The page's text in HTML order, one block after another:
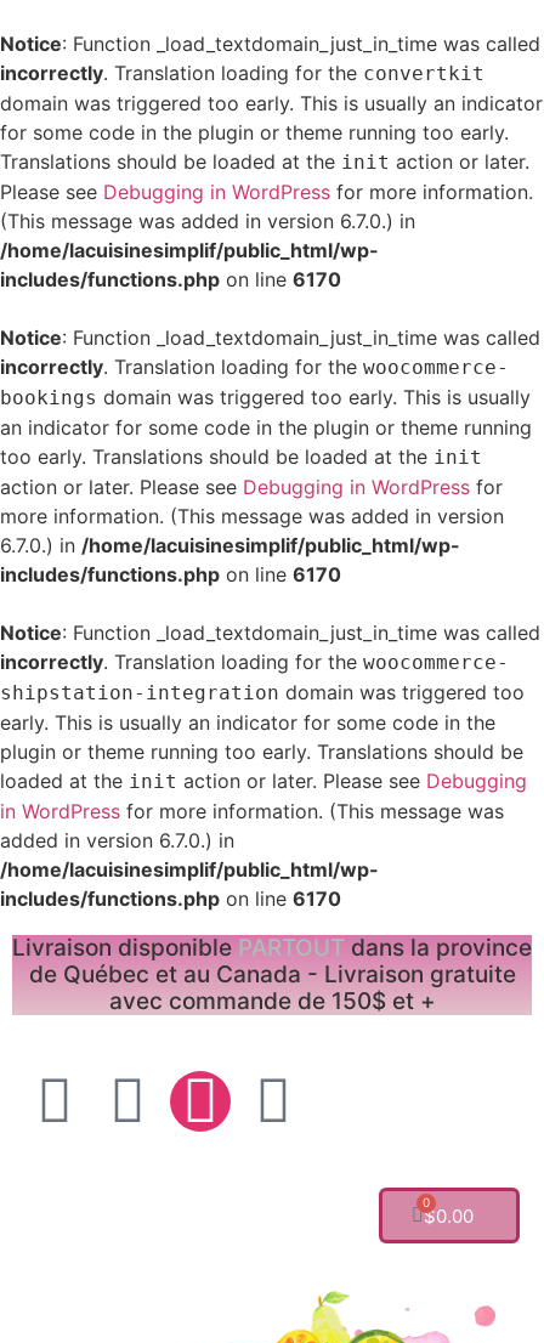
Notice: Function _load_textdomain_just_in_time was called
incorrectly. Translation loading for the convertkit
domain was triggered too early. This is usually an indicator
for some code in the plugin or theme running too early.
Translations should be loaded at the init action or later.
Please see Debugging in WordPress for more information.
(This message was added in version 6.7.0.) in
/home/lacuisinesimplif/public_html/wp-
includes/functions.php on line 6170
Notice: Function _load_textdomain_just_in_time was called
incorrectly. Translation loading for the woocommerce-
bookings domain was triggered too early. This is usually
an indicator for some code in the plugin or theme running
too early. Translations should be loaded at the init
action or later. Please see Debugging in WordPress for
more information. (This message was added in version
6.7.0.) in /home/lacuisinesimplif/public_html/wp-
includes/functions.php on line 6170
Notice: Function _load_textdomain_just_in_time was called
incorrectly. Translation loading for the woocommerce-
shipstation-integration domain was triggered too
early. This is usually an indicator for some code in the
plugin or theme running too early. Translations should be
loaded at the init action or later. Please see Debugging
in WordPress for more information. (This message was
added in version 6.7.0.) in
/home/lacuisinesimplif/public_html/wp-
includes/functions.php on line 6170
Livraison disponible PARTOUT dans la province
de Québec et au Canada - Livraison gratuite
avec commande de 150$ et +
$0.00
0